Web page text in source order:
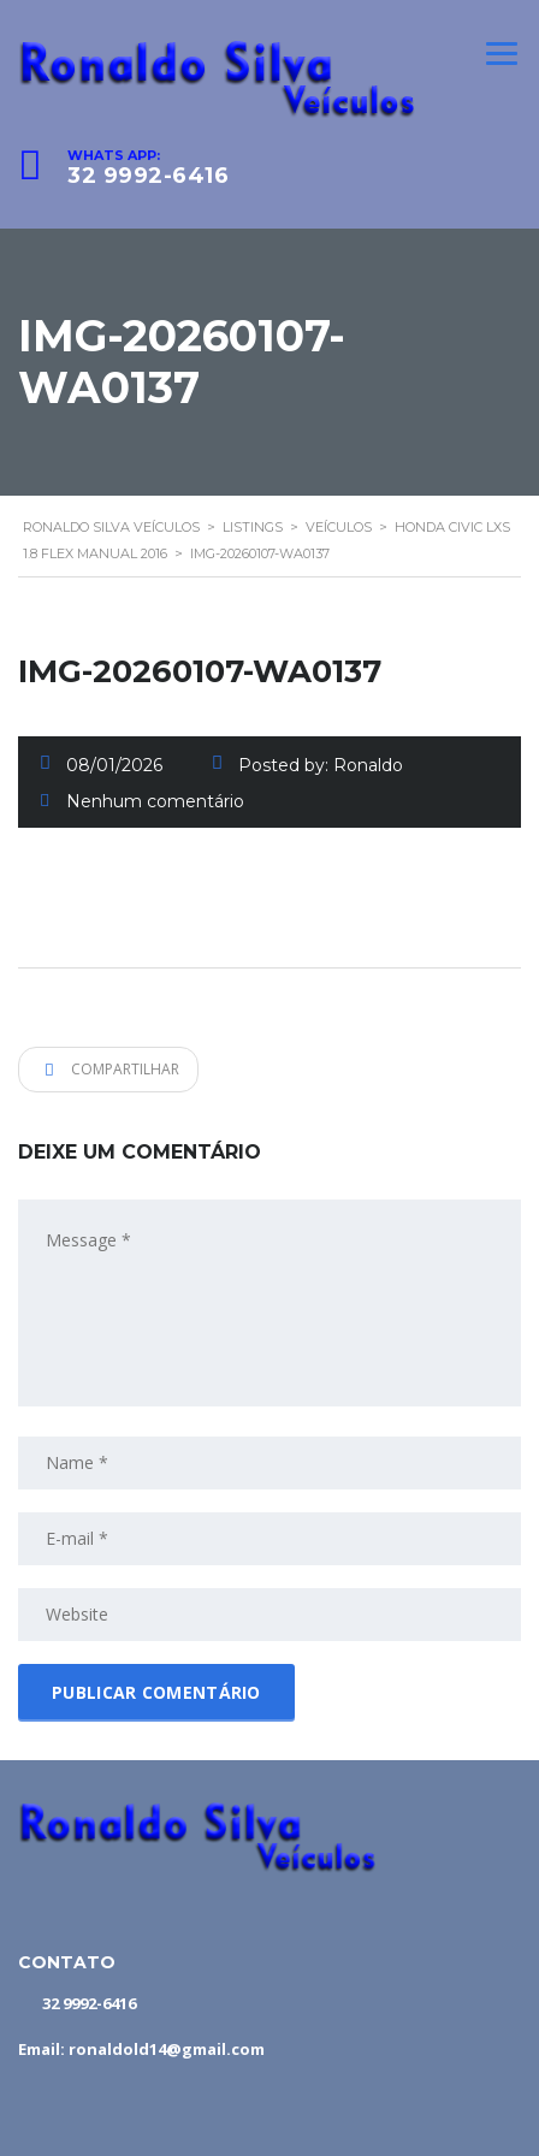
WHATS APP:
32 9992-6416
IMG-20260107-
WA0137
RONALDO SILVA VEÍCULOS > LISTINGS > VEÍCULOS > HONDA CIVIC LXS
1.8 FLEX MANUAL 2016 > IMG-20260107-WA0137
IMG-20260107-WA0137
08/01/2026 Posted by: Ronaldo
Nenhum comentário
COMPARTILHAR
DEIXE UM COMENTÁRIO
CONTATO
32 9992-6416
Email: ronaldold14@gmail.com